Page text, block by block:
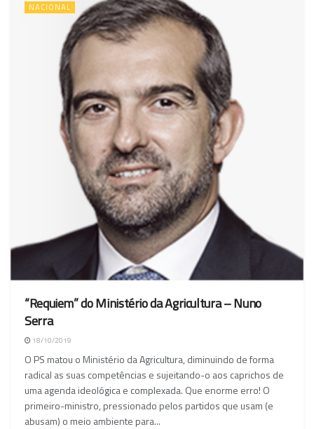
NACIONAL
“Requiem” do Ministério da Agricultura – Nuno
Serra
18/10/2019
O PS matou o Ministério da Agricultura, diminuindo de forma
radical as suas competências e sujeitando-o aos caprichos de
uma agenda ideológica e complexada. Que enorme erro! O
primeiro-ministro, pressionado pelos partidos que usam (e
abusam) o meio ambiente para...